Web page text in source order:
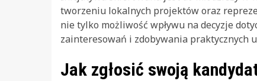
tworzeniu lokalnych projektów oraz
nie tylko możliwość wpływu na decyzje
zainteresowań i zdobywania praktycznych
Jak zgłosić swoją